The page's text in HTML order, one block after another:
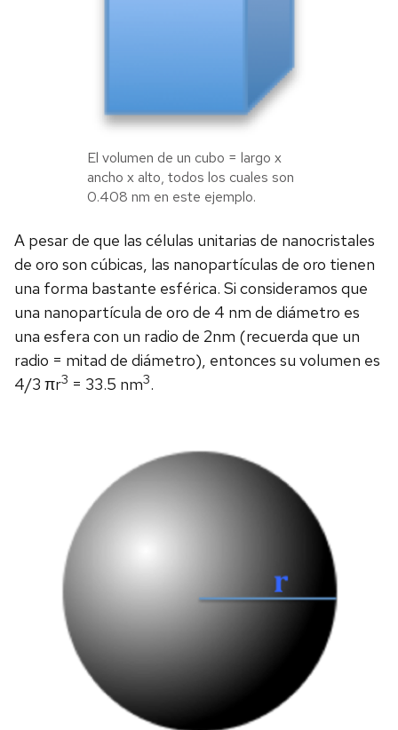
El volumen de un cubo = largo x
ancho x alto, todos los cuales son
0.408 nm en este ejemplo.
A pesar de que las células unitarias de nanocristales
de oro son cúbicas, las nanopartículas de oro tienen
una forma bastante esférica. Si consideramos que
una nanopartícula de oro de 4 nm de diámetro es
una esfera con un radio de 2nm (recuerda que un
radio = mitad de diámetro), entonces su volumen es
4/3 πr3 = 33.5 nm3.